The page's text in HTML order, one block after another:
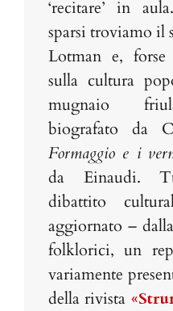
‘recitare’ in
sparsi troviamo il
Lotman e,
sulla cultura
mugnaio
biografato da
Formaggio e i
da Einaudi.
dibattito
aggiornato –
folklorici, un
variamente
della rivista